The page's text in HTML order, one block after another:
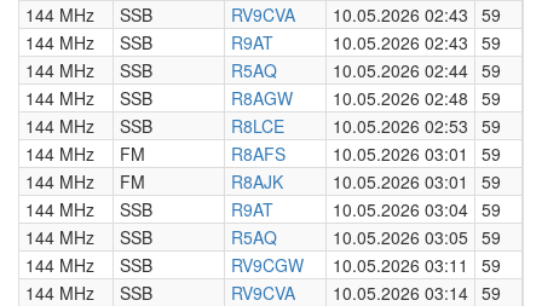
144 MHz
SSB RV9CVA 10.05.2026 02:43 59
144 MHz
SSB R9AT 10.05.2026 02:43 59
144 MHz
SSB R5AQ 10.05.2026 02:44 59
144 MHz
SSB R8AGW 10.05.2026 02:48 59
144 MHz
SSB R8LCE 10.05.2026 02:53 59
144 MHz
FM R8AFS 10.05.2026 03:01 59
144 MHz
FM R8AJK 10.05.2026 03:01 59
144 MHz
SSB R9AT 10.05.2026 03:04 59
144 MHz
SSB R5AQ 10.05.2026 03:05 59
144 MHz
SSB RV9CGW 10.05.2026 03:11 59
144 MHz
SSB RV9CVA 10.05.2026 03:14 59